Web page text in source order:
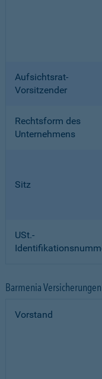
Aufsichtsrat-
Vorsitzender
Rechtsform des
Unternehmens
Sitz
USt.-
Barmenia Versicherungen
Vorstand